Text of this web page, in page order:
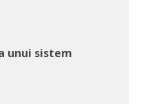
unui sistem